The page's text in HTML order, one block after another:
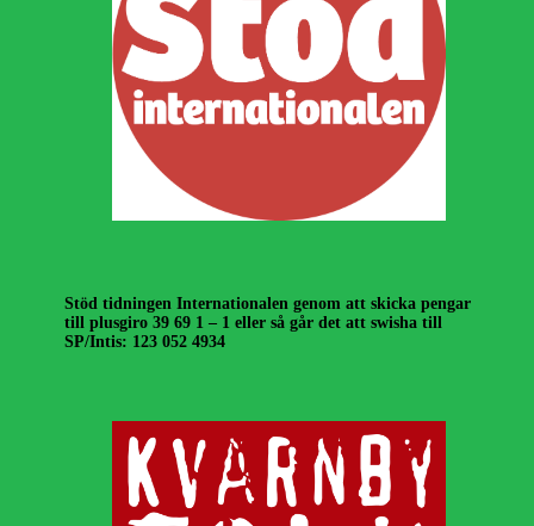
Stöd tidningen Internationalen genom att skicka pengar
till plusgiro 39 69 1 – 1 eller så går det att swisha till
SP/Intis: 123 052 4934